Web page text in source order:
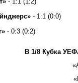
- 1:1 (0:0)
- 0:3 (0:2)
В 1/8 Кубка